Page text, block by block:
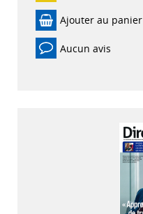
Ajouter au panier
Aucun avis